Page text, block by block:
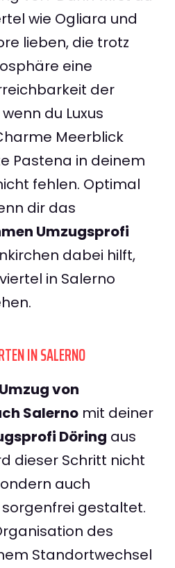
wie Ogliara und
lieben, die trotz
eine
der
du Luxus
Meerblick
Pastena in deinem
fehlen. Optimal
dir das
Umzugsprofi
dabei hilft,
in Salerno
IN SALERNO
Umzug von
Salerno mit deiner
Döring aus
dieser Schritt nicht
auch
gestaltet.
des
Standortwechsel